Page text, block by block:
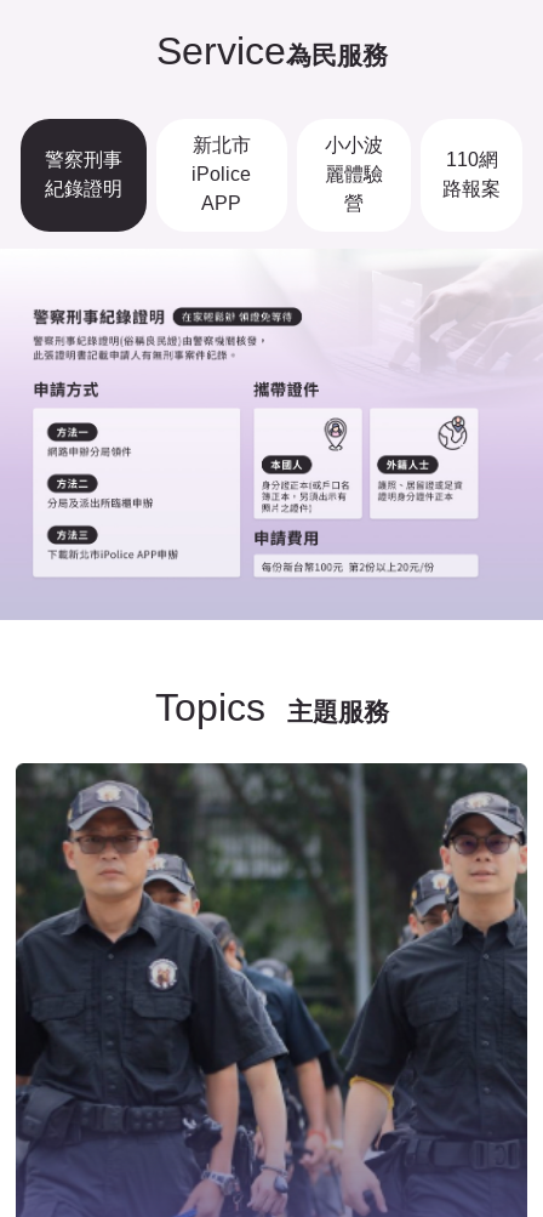
Service為民服務
警察刑事
紀錄證明
新北市
iPolice
APP
小小波
麗體驗
營
110網
路報案
Topics 主題服務